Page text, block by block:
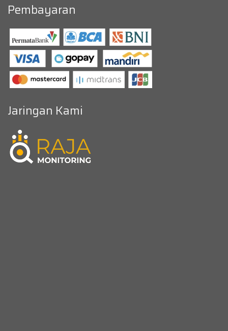
Pembayaran
Jaringan Kami